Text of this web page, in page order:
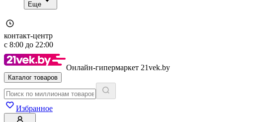
Еще
контакт-центр
с 8:00 до 22:00
Онлайн-гипермаркет 21vek.by
Каталог товаров
Избранное